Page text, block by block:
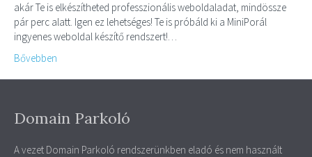
akár Te is elkészítheted professzionális weboldaladat, mindössze
pár perc alatt. Igen ez lehetséges! Te is próbáld ki a MiniPorál
ingyenes weboldal készítő rendszert!…
Bővebben
Domain Parkoló
A vezet Domain Parkoló rendszerünkben eladó és nem használt